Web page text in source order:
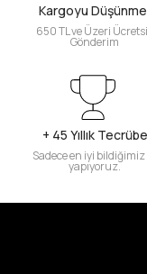
Kargoyu
650 TL ve Üzeri
Gönderim
+ 45 Yıllık Tecrübe
Sadece en iyi bildiğimiz
yapıyoruz.